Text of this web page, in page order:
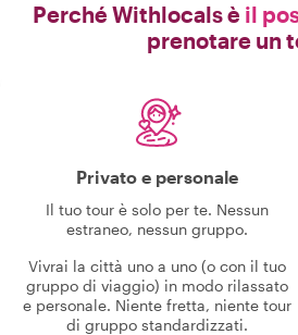
Perché Withlocals è il
prenotare un
Privato e personale
Il tuo tour è solo per te. Nessun
estraneo, nessun gruppo.
Vivrai la città uno a uno (o con il tuo
gruppo di viaggio) in modo rilassato
e personale. Niente fretta, niente tour
di gruppo standardizzati.